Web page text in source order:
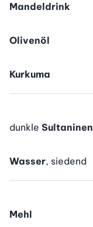
Mandeldrink
Olivenöl
Kurkuma
dunkle Sultaninen
Wasser, siedend
Mehl